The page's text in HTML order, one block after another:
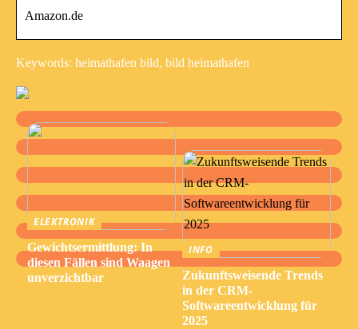
Amazon.de
Keywords: heimathafen bild, bild heimathafen
ELEKTRONIK
Gewichtsermittlung: In
diesen Fällen sind Waagen
unverzichtbar
INFO
Zukunftsweisende Trends
in der CRM-
Softwareentwicklung für
2025